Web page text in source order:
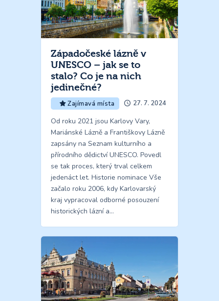
Západočeské lázně v
UNESCO – jak se to
stalo? Co je na nich
jedinečné?
Zajímavá místa 27. 7. 2024
Od roku 2021 jsou Karlovy Vary,
Mariánské Lázně a Františkovy Lázně
zapsány na Seznam kulturního a
přírodního dědictví UNESCO. Povedl
se tak proces, který trval celkem
jedenáct let. Historie nominace Vše
začalo roku 2006, kdy Karlovarský
kraj vypracoval odborné posouzení
historických lázní a…